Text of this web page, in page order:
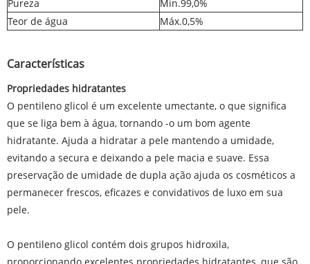
Pureza
Min.99,0%
Teor de água
Máx.0,5%
Características
Propriedades hidratantes
O pentileno glicol é um excelente umectante, o que significa
que se liga bem à água, tornando -o um bom agente
hidratante. Ajuda a hidratar a pele mantendo a umidade,
evitando a secura e deixando a pele macia e suave. Essa
preservação de umidade de dupla ação ajuda os cosméticos a
permanecer frescos, eficazes e convidativos de luxo em sua
pele.
O pentileno glicol contém dois grupos hidroxila,